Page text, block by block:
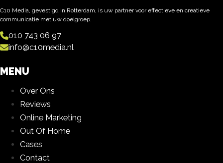
C10 Media, gevestigd in Rotterdam, is uw partner voor effectieve en creatieve
communicatie met uw doelgroep.
010 743 06 97
info@c10media.nl
MENU
Over Ons
Reviews
Online Marketing
Out Of Home
Cases
Contact